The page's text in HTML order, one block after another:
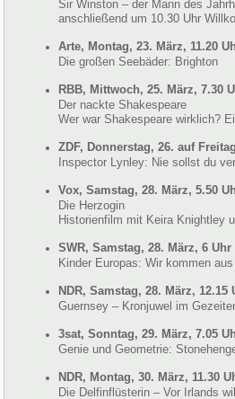
Sir Winston – der Mann des
anschließend um 10.30 Uhr
Arte, Montag, 23. März, 11.20
Die großen Seebäder: Brighton
RBB, Mittwoch, 25. März, 7.30
Der nackte Shakespeare
Wer war Shakespeare wirklich?
ZDF, Donnerstag, 26. auf
Inspector Lynley: Nie sollst du
Vox, Samstag, 28. März, 5.50
Die Herzogin
Historienfilm mit Keira Knightley
SWR, Samstag, 28. März, 6 Uhr
Kinder Europas: Wir kommen
NDR, Samstag, 28. März, 12.15
Guernsey – Kronjuwel im
3sat, Sonntag, 29. März, 7.05
Genie und Geometrie:
NDR, Montag, 30. März, 11.30
Die Delfinflüsterin – Vor Irlands